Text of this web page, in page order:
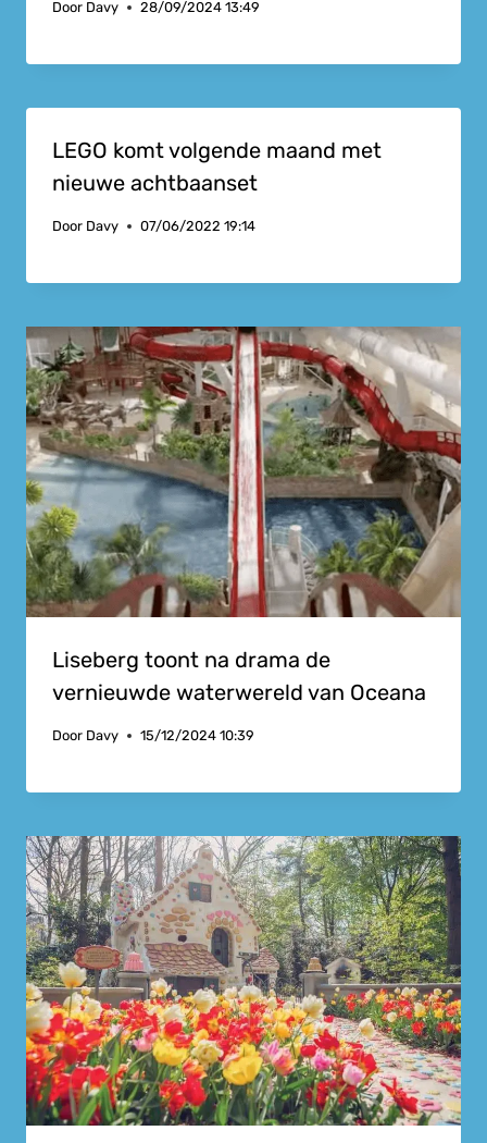
Door Davy 28/09/2024 13:49
LEGO komt volgende maand met
nieuwe achtbaanset
Door Davy 07/06/2022 19:14
Liseberg toont na drama de
vernieuwde waterwereld van Oceana
Door Davy 15/12/2024 10:39